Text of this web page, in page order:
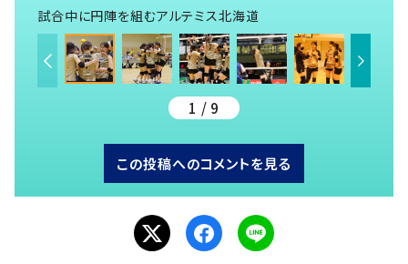
試合中に円陣を組むアルテミス北海道
1 / 9
この投稿へのコメントを見る